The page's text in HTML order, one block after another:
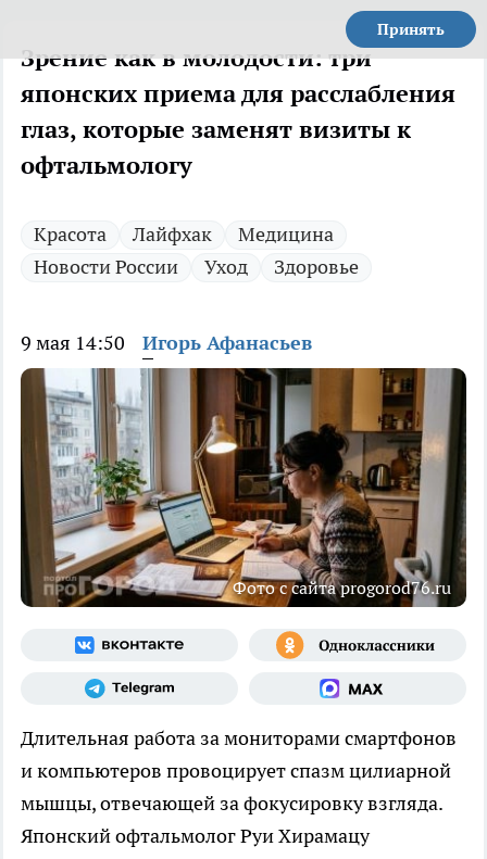
Принять
Зрение как в молодости: три
японских приема для расслабления
глаз, которые заменят визиты к
офтальмологу
Красота Лайфхак
Медицина
Новости России
Уход Здоровье
9 мая 14:50 Игорь Афанасьев
Фото с сайта progorod76.ru
Длительная работа за мониторами смартфонов
и компьютеров провоцирует спазм цилиарной
мышцы, отвечающей за фокусировку взгляда.
Японский офтальмолог Руи Хирамацу